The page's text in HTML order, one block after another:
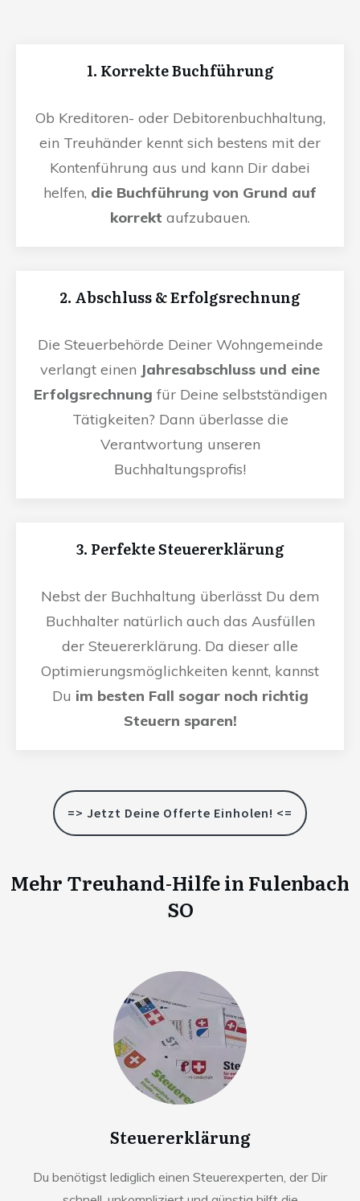
1. Korrekte Buchführung
Ob Kreditoren- oder Debitorenbuchhaltung,
ein Treuhänder kennt sich bestens mit der
Kontenführung aus und kann Dir dabei
helfen, die Buchführung von Grund auf
korrekt aufzubauen.
2. Abschluss & Erfolgsrechnung
Die Steuerbehörde Deiner Wohngemeinde
verlangt einen Jahresabschluss und eine
Erfolgsrechnung für Deine selbstständigen
Tätigkeiten? Dann überlasse die
Verantwortung unseren
Buchhaltungsprofis!
3. Perfekte Steuererklärung
Nebst der Buchhaltung überlässt Du dem
Buchhalter natürlich auch das Ausfüllen
der Steuererklärung. Da dieser alle
Optimierungsmöglichkeiten kennt, kannst
Du im besten Fall sogar noch richtig
Steuern sparen!
=> Jetzt Deine Offerte Einholen! <=
Mehr Treuhand-Hilfe in Fulenbach
SO
Steuererklärung
Du benötigst lediglich einen Steuerexperten, der Dir